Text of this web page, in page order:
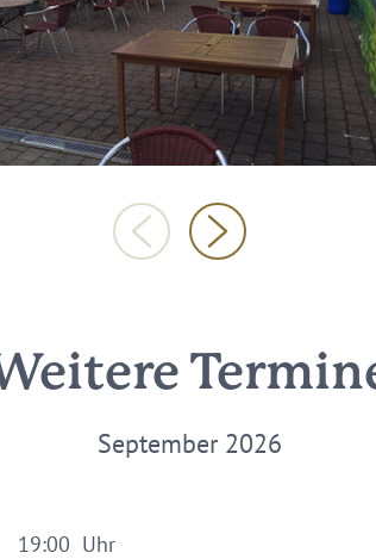
September 2026
19:00 Uhr